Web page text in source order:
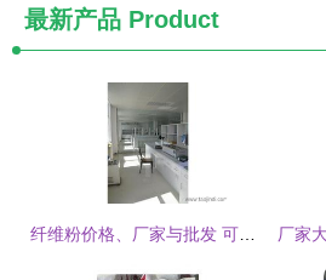
最新产品 Product